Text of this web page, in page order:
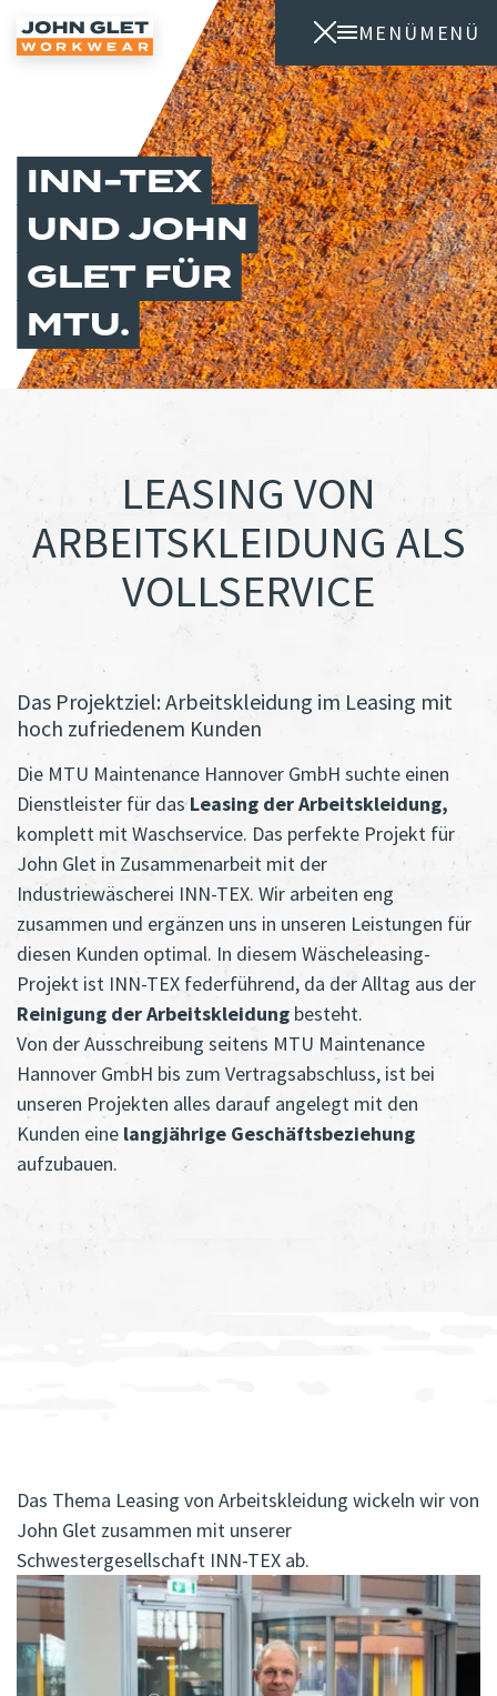
MENÜ
MENÜ
INN-TEX
UND JOHN
GLET FÜR
MTU
LEASING VON
ARBEITSKLEIDUNG ALS
VOLLSERVICE
Das Projektziel: Arbeitskleidung im Leasing mit
hoch zufriedenem Kunden
Die MTU Maintenance Hannover GmbH suchte einen
Dienstleister für dasLeasing der Arbeitskleidung,
komplett mit Waschservice. Das perfekte Projekt für
John Glet in Zusammenarbeit mit der
Industriewäscherei INN-TEX. Wir arbeiten eng
zusammen und ergänzen uns in unseren Leistungen für
diesen Kunden optimal. In diesem Wäscheleasing-
Projekt ist INN-TEX federführend, da der Alltag aus der
Reinigung der Arbeitskleidung besteht.
Von der Ausschreibung seitens MTU Maintenance
Hannover GmbH bis zum Vertragsabschluss, ist bei
unseren Projekten alles darauf angelegt mit den
Kunden eine langjährige Geschäftsbeziehung
aufzubauen.
Das Thema Leasing von Arbeitskleidung wickeln wir von
John Glet zusammen mit unserer
Schwestergesellschaft INN-TEX ab.